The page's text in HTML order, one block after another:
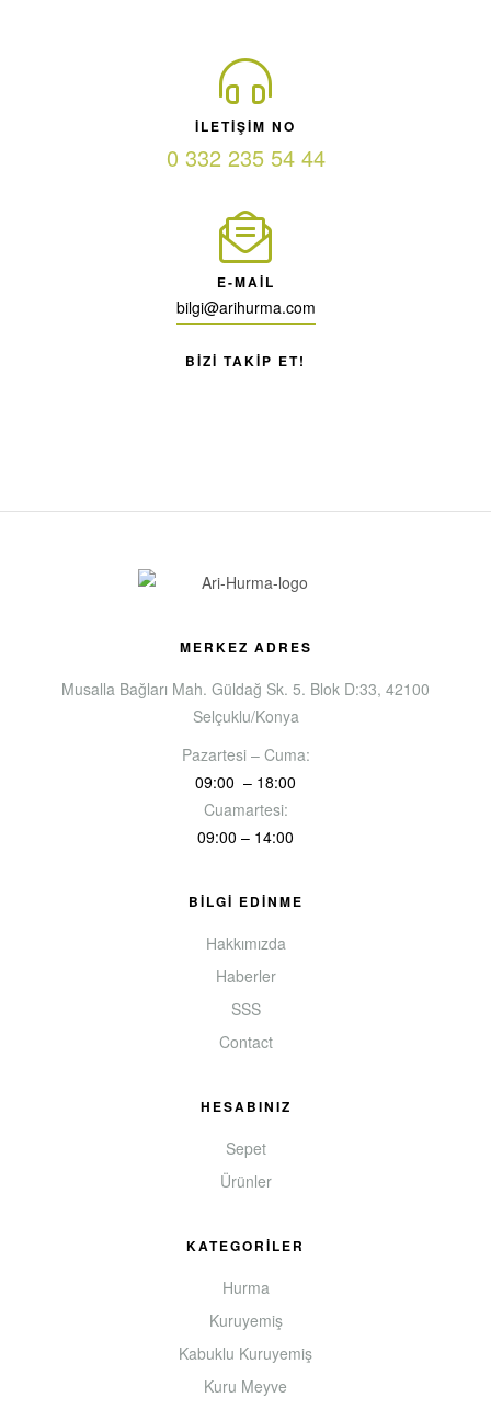
ILETIŞIM NO
0 332 235 54 44
E-MAIL
bilgi@arihurma.com
BIZI TAKIP ET!
MERKEZ ADRES
Musalla Bağları Mah. Güldağ Sk. 5. Blok D:33, 42100
Selçuklu/Konya
Pazartesi – Cuma:
09:00 – 18:00
Cuamartesi:
09:00 – 14:00
BİLGİ EDİNME
Hakkımızda
Haberler
SSS
Contact
HESABINIZ
Sepet
Ürünler
KATEGORİLER
Hurma
Kuruyemiş
Kabuklu Kuruyemiş
Kuru Meyve